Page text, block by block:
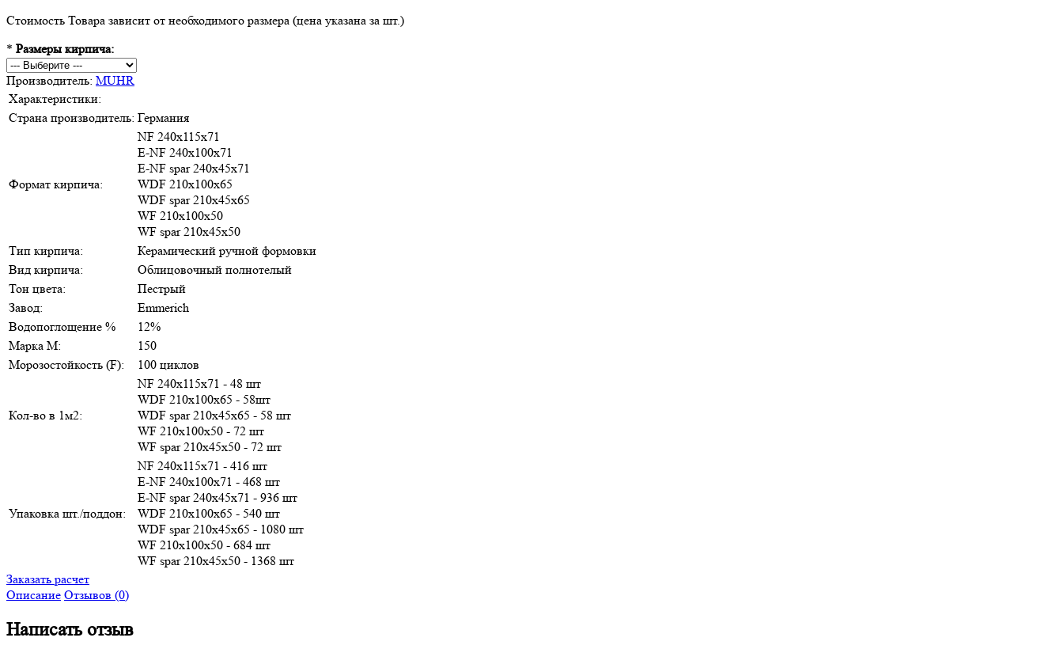
Стоимость Товара зависит от необходимого размера (цена указана за шт.)
* Размеры кирпича:
Производитель: MUHR
Характеристики:
Страна производитель: Германия
Формат кирпича:
NF 240х115х71
E-NF 240х100х71
E-NF spar 240х45х71
WDF 210х100х65
WDF spar 210х45х65
WF 210х100х50
WF spar 210х45х50
Тип кирпича:
Керамический ручной формовки
Вид кирпича:
Облицовочный полнотелый
Тон цвета:
Пестрый
Завод:
Emmerich
Водопоглощение %
12%
Марка М:
150
Морозостойкость (F):
100 циклов
Кол-во в 1м2:
NF 240х115х71 - 48 шт
WDF 210х100х65 - 58шт
WDF spar 210х45х65 - 58 шт
WF 210х100х50 - 72 шт
WF spar 210х45х50 - 72 шт
Упаковка шт./поддон:
NF 240х115х71 - 416 шт
E-NF 240х100х71 - 468 шт
E-NF spar 240х45х71 - 936 шт
WDF 210х100х65 - 540 шт
WDF spar 210х45х65 - 1080 шт
WF 210х100х50 - 684 шт
WF spar 210х45х50 - 1368 шт
Заказать расчет
Описание Отзывов (0)
Написать отзыв